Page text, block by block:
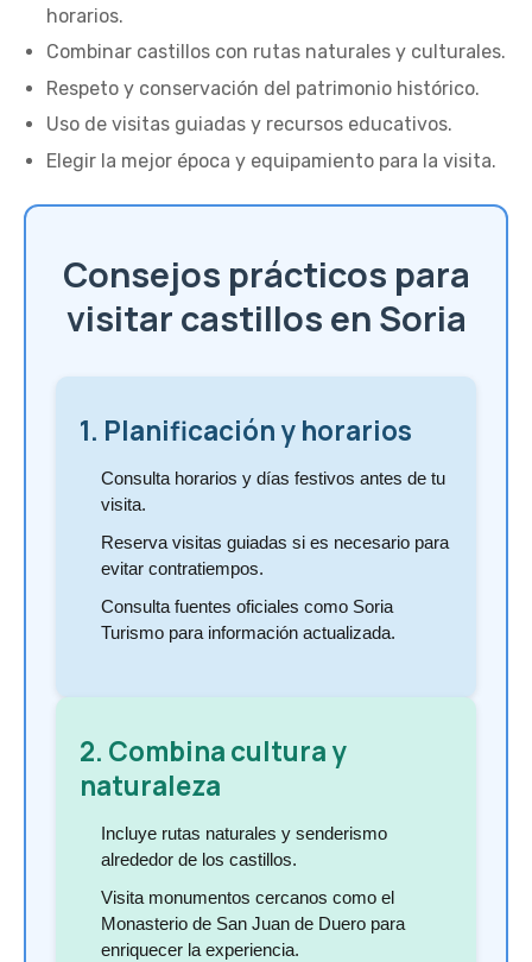
horarios.
Combinar castillos con rutas naturales y culturales.
Respeto y conservación del patrimonio histórico.
Uso de visitas guiadas y recursos educativos.
Elegir la mejor época y equipamiento para la visita.
Consejos prácticos para
visitar castillos en Soria
1. Planificación y horarios
Consulta horarios y días festivos antes de tu
visita.
Reserva visitas guiadas si es necesario para
evitar contratiempos.
Consulta fuentes oficiales como Soria
Turismo para información actualizada.
2. Combina cultura y
naturaleza
Incluye rutas naturales y senderismo
alrededor de los castillos.
Visita monumentos cercanos como el
Monasterio de San Juan de Duero para
enriquecer la experiencia.